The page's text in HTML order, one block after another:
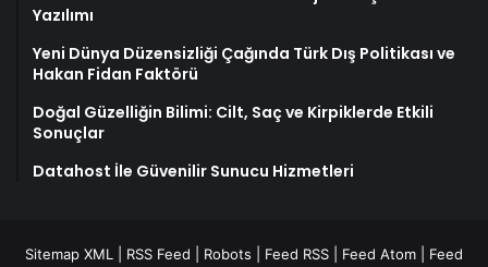
Yazılımı
Yeni Dünya Düzensizliği Çağında Türk Dış Politikası ve
Hakan Fidan Faktörü
Doğal Güzelliğin Bilimi: Cilt, Saç ve Kirpiklerde Etkili
Sonuçlar
Datahost İle Güvenilir Sunucu Hizmetleri
Sitemap XML RSS Feed Robots Feed RSS Feed Atom Feed